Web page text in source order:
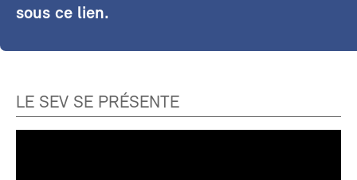
sous ce lien.
LE SEV SE PRÉSENTE